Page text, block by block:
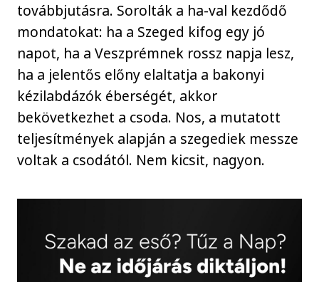
továbbjutásra. Sorolták a ha-val kezdődő
mondatokat: ha a Szeged kifog egy jó
napot, ha a Veszprémnek rossz napja lesz,
ha a jelentős előny elaltatja a bakonyi
kézilabdázók éberségét, akkor
bekövetkezhet a csoda. Nos, a mutatott
teljesítmények alapján a szegediek messze
voltak a csodától. Nem kicsit, nagyon.